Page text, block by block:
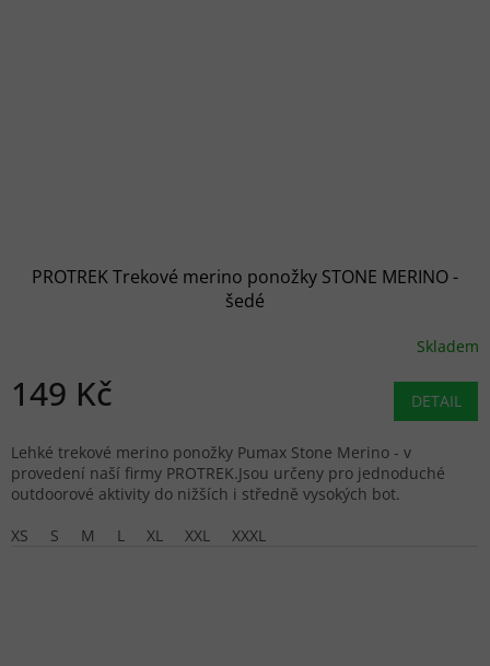
PROTREK Trekové merino ponožky STONE MERINO -
šedé
Skladem
149 Kč DETAIL
Lehké trekové merino ponožky Pumax Stone Merino - v
provedení naší firmy PROTREK.Jsou určeny pro jednoduché
outdoorové aktivity do nižších i středně vysokých bot.
XS
S M L XL XXL XXXL